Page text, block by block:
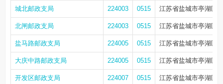
城北邮政支局 224003 0515 江苏省盐城市亭湖区
北闸邮政支局 224003 0515 江苏省盐城市亭湖区
盐马路邮政支局 224005 0515 江苏省盐城市亭湖区
大庆中路邮政支局 224005 0515 江苏省盐城市亭湖区
开发区邮政支局 224007 0515 江苏省盐城市亭湖区